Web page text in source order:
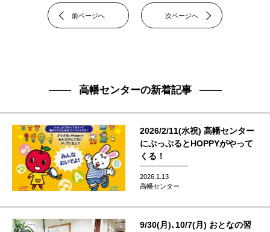
前ページへ 次ページへ
高幡センターの新着記事
2026/2/11(水祝) 高幡センター
にぷっぷるとHOPPYがやって
くる！
2026.1.13
高幡センター
9/30(月)､10/7(月) おとなの習